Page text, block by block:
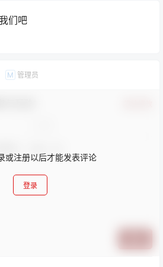
们吧
M 管理员
或注册以后才能发表评论
登录